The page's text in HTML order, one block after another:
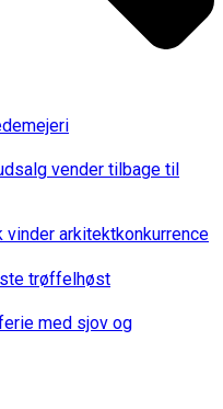
vender tilbage til
arkitektkonkurrence
trøffelhøst
med sjov og